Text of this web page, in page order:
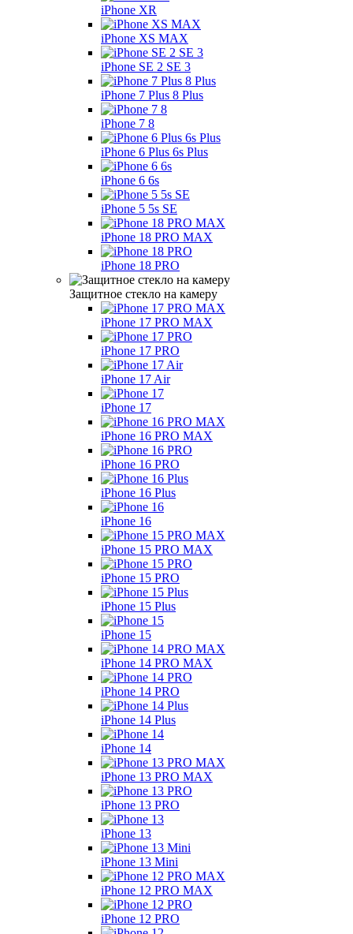
iPhone XR
iPhone XS MAX
iPhone SE 2 SE 3
iPhone 7 Plus 8 Plus
iPhone 7 8
iPhone 6 Plus 6s Plus
iPhone 6 6s
iPhone 5 5s SE
iPhone 18 PRO MAX
iPhone 18 PRO
Защитное стекло на камеру
iPhone 17 PRO MAX
iPhone 17 PRO
iPhone 17 Air
iPhone 17
iPhone 16 PRO MAX
iPhone 16 PRO
iPhone 16 Plus
iPhone 16
iPhone 15 PRO MAX
iPhone 15 PRO
iPhone 15 Plus
iPhone 15
iPhone 14 PRO MAX
iPhone 14 PRO
iPhone 14 Plus
iPhone 14
iPhone 13 PRO MAX
iPhone 13 PRO
iPhone 13
iPhone 13 Mini
iPhone 12 PRO MAX
iPhone 12 PRO